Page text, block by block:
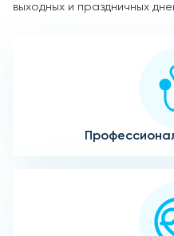
выходных и праздничных